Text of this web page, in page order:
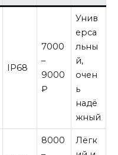
IP68
7000
–
9000
₽
Унив
ерса
льны
й,
очен
ь
надё
жный
8000
Лёгк